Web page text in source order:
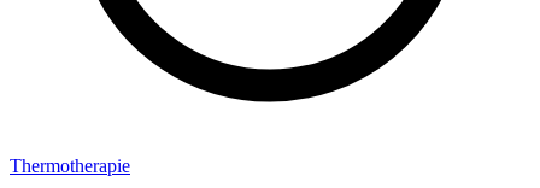
Thermotherapie